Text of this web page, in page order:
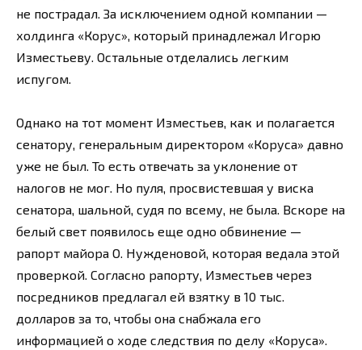
не пострадал. За исключением одной компании —
холдинга «Корус», который принадлежал Игорю
Изместьеву. Остальные отделались легким
испугом.
Однако на тот момент Изместьев, как и полагается
сенатору, генеральным директором «Коруса» давно
уже не был. То есть отвечать за уклонение от
налогов не мог. Но пуля, просвистевшая у виска
сенатора, шальной, судя по всему, не была. Вскоре на
белый свет появилось еще одно обвинение —
рапорт майора О. Нужденовой, которая ведала этой
проверкой. Согласно рапорту, Изместьев через
посредников предлагал ей взятку в 10 тыс.
долларов за то, чтобы она снабжала его
информацией о ходе следствия по делу «Коруса».